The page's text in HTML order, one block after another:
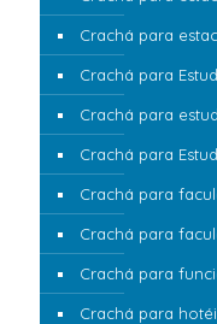
Crachá para
Crachá para
Crachá para
Crachá para
Crachá para
Crachá para
Crachá para
Crachá para